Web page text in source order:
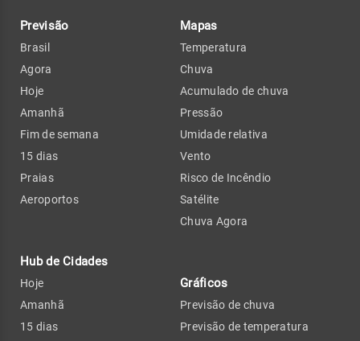
Previsão
Brasil
Agora
Hoje
Amanhã
Fim de semana
15 dias
Praias
Aeroportos
Hub de Cidades
Hoje
Amanhã
15 dias
Mapas
Temperatura
Chuva
Acumulado de chuva
Pressão
Umidade relativa
Vento
Risco de Incêndio
Satélite
Chuva Agora
Gráficos
Previsão de chuva
Previsão de temperatura